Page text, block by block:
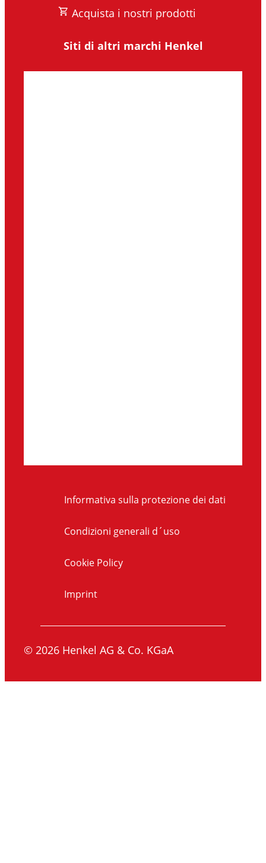
Acquista i nostri prodotti
Siti di altri marchi Henkel
Informativa sulla protezione dei dati
Condizioni generali d´uso
Cookie Policy
Imprint
© 2026 Henkel AG & Co. KGaA